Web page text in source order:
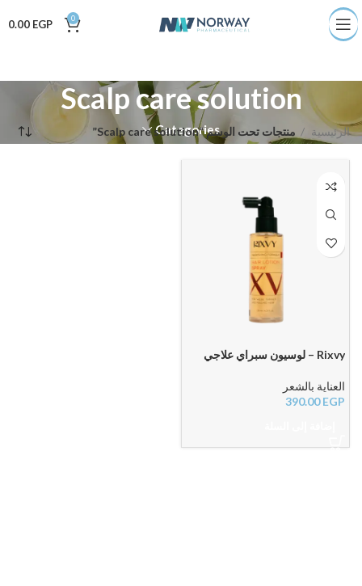
0
0.00 EGP
Scalp care solution
Categories الرئيسية منتجات تحت الوسم “Scalp care solution”
Rixvy – لوسيون سبراي علاجي
التساقط
العناية بالشعر
390.00EGP